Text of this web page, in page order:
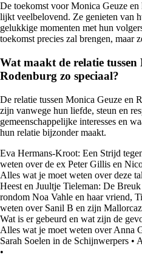
De toekomst voor Monica Geuze
lijkt veelbelovend. Ze genieten van
gelukkige momenten met hun
toekomst precies zal brengen, maar
Wat maakt de relatie
Rodenburg zo speciaal?
De relatie tussen Monica Geuze en
zijn vanwege hun liefde, steun en
gemeenschappelijke interesses en
hun relatie bijzonder maakt.
Eva Hermans-Kroot: Een Strijd
weten over de ex Peter Gillis en
Alles wat je moet weten over deze
Heest en Juultje Tieleman: De
rondom Noa Vahle en haar vriend,
weten over Sanil B en zijn
Wat is er gebeurd en wat zijn de
Alles wat je moet weten over Anna
Sarah Soelen in de Schijnwerpers •
•